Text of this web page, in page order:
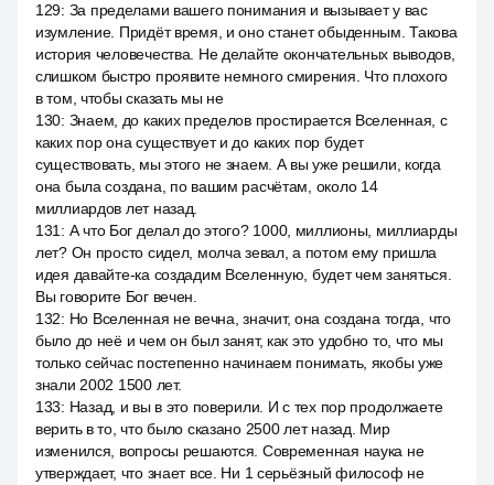
129: За пределами вашего понимания и вызывает у вас
изумление. Придёт время, и оно станет обыденным. Такова
история человечества. Не делайте окончательных выводов,
слишком быстро проявите немного смирения. Что плохого
в том, чтобы сказать мы не
130: Знаем, до каких пределов простирается Вселенная, с
каких пор она существует и до каких пор будет
существовать, мы этого не знаем. А вы уже решили, когда
она была создана, по вашим расчётам, около 14
миллиардов лет назад.
131 : А что Бог делал до этого? 1000, миллионы, миллиарды
лет? Он просто сидел, молча зевал, а потом ему пришла
идея давайте-ка создадим Вселенную, будет чем заняться.
Вы говорите Бог вечен.
132: Но Вселенная не вечна, значит, она создана тогда, что
было до неё и чем он был занят, как это удобно то, что мы
только сейчас постепенно начинаем понимать, якобы уже
знали 2002 1500 лет.
133: Назад, и вы в это поверили. И с тех пор продолжаете
верить в то, что было сказано 2500 лет назад. Мир
изменился, вопросы решаются. Современная наука не
утверждает, что знает все. Ни 1 серьёзный философ не